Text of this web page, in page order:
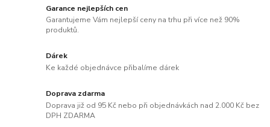
Garance nejlepších cen
Garantujeme Vám nejlepší ceny na trhu při více než 90%
produktů.
Dárek
Ke každé objednávce přibalíme dárek
Doprava zdarma
Doprava již od 95 Kč nebo při objednávkách nad 2.000 Kč bez
DPH ZDARMA